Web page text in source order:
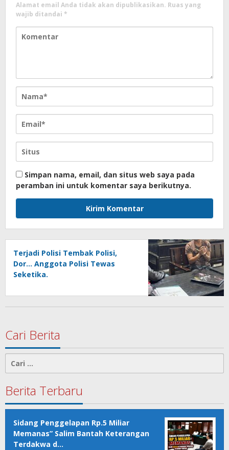
Alamat email Anda tidak akan dipublikasikan. Ruas yang
wajib ditandai *
Simpan nama, email, dan situs web saya pada
peramban ini untuk komentar saya berikutnya.
Terjadi Polisi Tembak Polisi,
Dor… Anggota Polisi Tewas
Seketika.
Cari Berita
Cari
Berita Terbaru
Sidang Penggelapan Rp.5 Miliar
Memanas” Salim Bantah Keterangan
Terdakwa d…